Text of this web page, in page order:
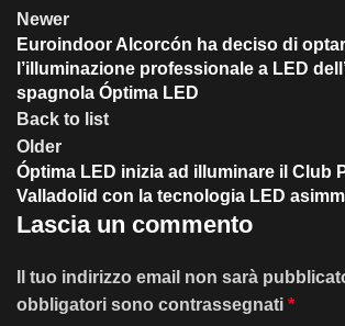
Newer
Euroindoor Alcorcón ha deciso di
l’illuminazione professionale a LED
spagnola Óptima LED
Back to list
Older
Óptima LED inizia ad illuminare il Club
Valladolid con la tecnologia LED
Lascia un commento
Il tuo indirizzo email non sarà
obbligatori sono contrassegnati *